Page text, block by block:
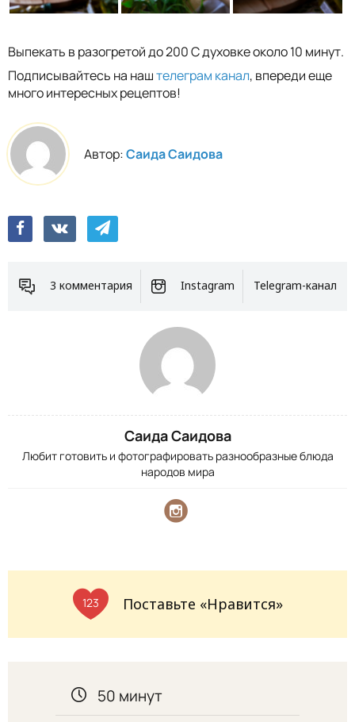
Выпекать в разогретой до 200 С духовке около 10 минут.
Подписывайтесь на наштелеграм канал, впереди еще
много интересных рецептов!
Автор:Саида Саидова
3 комментария Instagram Telegram-канал
Саида Саидова
Любит готовить и фотографировать разнообразные блюда
народов мира
123 Поставьте «Нравится»
50 минут